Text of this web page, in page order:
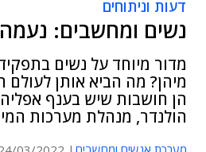
דעות וניתוחים
נשים ומחשבים: נעמה
מדור מיוחד על נשים
מיהן? מה הביא אותן לעולם
הן חושבות שיש בענף
הולנדר, מנהלת מערכות